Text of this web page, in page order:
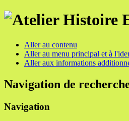
Aller au contenu
Aller au menu principal et à
Aller aux informations
Navigation de
Navigation